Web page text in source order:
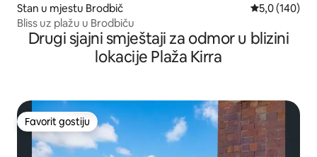
Stan u mjestu Brodbič prosječna
5,0 (140)
Bliss uz plažu u Brodbiču
Drugi sjajni smještaji za odmor u blizini
lokacije Plaža Kirra
Favorit gostiju
Favorit gostiju